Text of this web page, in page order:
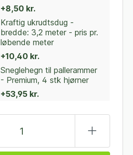
+8,50 kr.
Kraftig ukrudtsdug -
bredde: 3,2 meter - pris pr.
løbende meter
+10,40 kr.
Sneglehegn til pallerammer
- Premium, 4 stk hjørner
+53,95 kr.